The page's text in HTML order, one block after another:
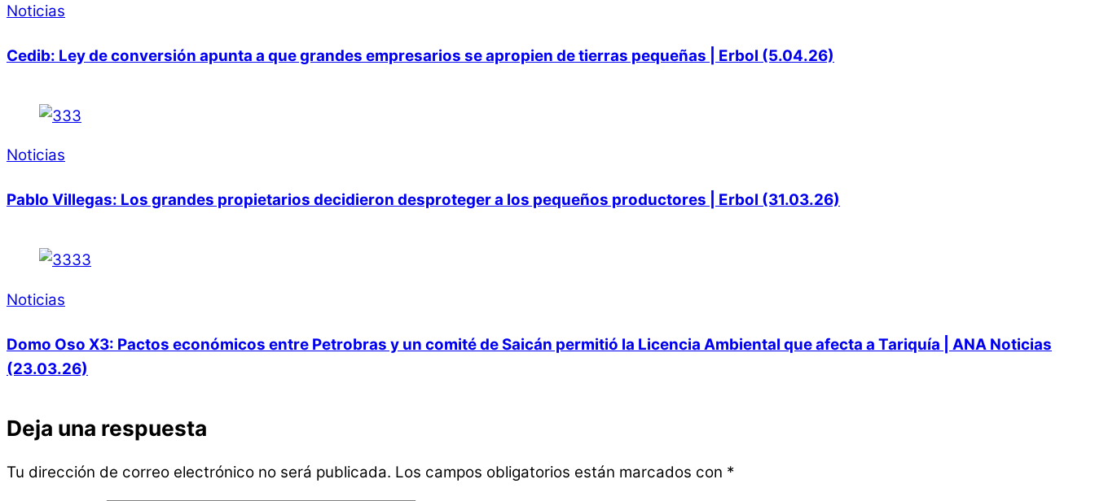
Noticias
Cedib: Ley de conversión apunta a que grandes empresarios se apropien de tierras pequeñas | Erbol (5.04.26)
Noticias
Pablo Villegas: Los grandes propietarios decidieron desproteger a los pequeños productores | Erbol (31.03.26)
Noticias
Domo Oso X3: Pactos económicos entre Petrobras y un comité de Saicán permitió la Licencia Ambiental que afecta a Tariquía | ANA Noticias
(23.03.26)
Deja una respuesta
Tu dirección de correo electrónico no será publicada. Los campos obligatorios están marcados con *